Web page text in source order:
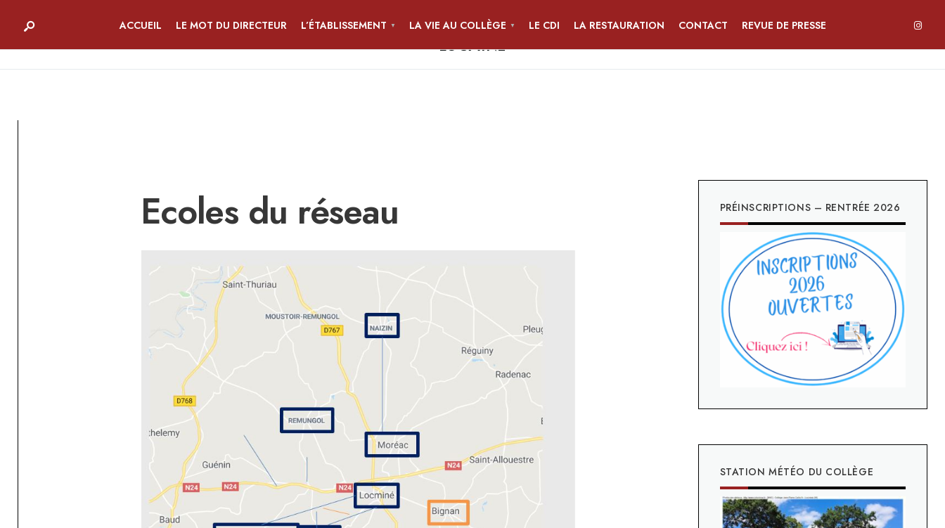
COLLÈGE JEAN-PIERRE CALLOC'H
LOCMINÉ
ACCUEIL LE MOT DU DIRECTEUR L’ÉTABLISSEMENT LA VIE AU COLLÈGE LE CDI LA RESTAURATION CONTACT REVUE DE PRESSE
Ecoles du réseau PRÉINSCRIPTIONS – RENTRÉE 2026
STATION MÉTÉO DU COLLÈGE